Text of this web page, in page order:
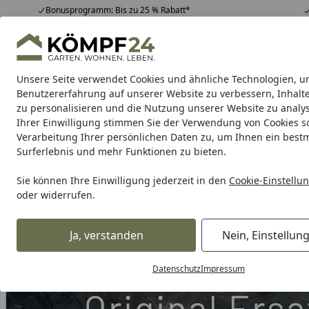
Unsere Seite verwendet Cookies und ähnliche Technologien,
Benutzererfahrung auf unserer Website zu verbessern,
zu personalisieren und die Nutzung unserer Website zu
Ihrer Einwilligung stimmen Sie der Verwendung von Cookies
Verarbeitung Ihrer persönlichen Daten zu, um Ihnen ein
Surferlebnis und mehr Funktionen zu bieten.
Sie können Ihre Einwilligung jederzeit in den Cookie-
oder widerrufen.
Ja, verstanden Nein,
DatenschutzImpressum
Bonusprogramm: Bis zu 25 % Rabatt*
Hotline07051 / 9 22 22
Mo-Fr. 8-16 Uhr 25.965 Bewertungen
Alle Produkte
Alle ProdukteHighlights Tipps & Tricks
Grill Gasgrill Holzkohlegrill Elektrogrill
Karibu Pools inkl.
Dein Traumpool im Sorglos-
Weber Tuck Away Deckelhalter Set Mastertouch